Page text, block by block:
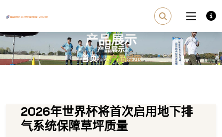
产品展示
首页 产品展示
2026年世界杯将首次启用地下排
气系统保障草坪质量